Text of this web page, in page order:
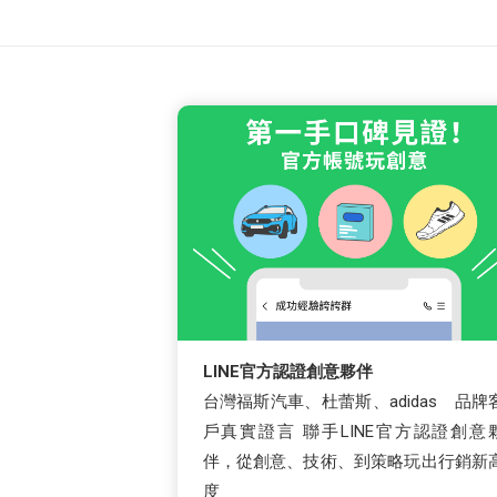
LINE官方認證創意夥伴
台灣福斯汽車、杜蕾斯、adidas 品牌
戶真實證言 聯手LINE官方認證創意
伴，從創意、技術、到策略玩出行銷新
度